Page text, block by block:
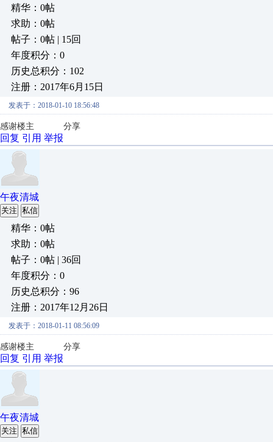
精华：0帖
求助：0帖
帖子：0帖 | 15回
年度积分：0
历史总积分：102
注册：2017年6月15日
发表于：2018-01-10 18:56:48
感谢楼主 分享
回复 引用 举报
午夜清城
关注 私信
精华：0帖
求助：0帖
帖子：0帖 | 36回
年度积分：0
历史总积分：96
注册：2017年12月26日
发表于：2018-01-11 08:56:09
感谢楼主 分享
回复 引用 举报
午夜清城
关注 私信